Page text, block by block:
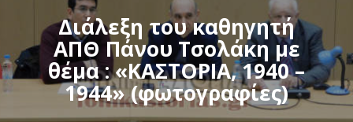
Διάλεξη του καθηγητή
ΑΠΘ Πάνου Τσολάκη με
θέμα : «ΚΑΣΤΟΡΙΑ, 1940 –
1944» (φωτογραφίες)